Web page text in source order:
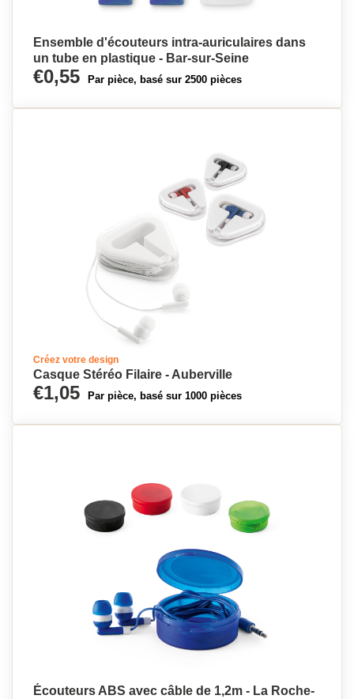
Ensemble d'écouteurs intra-auriculaires dans
un tube en plastique - Bar-sur-Seine
€0,55 Par pièce, basé sur 2500 pièces
Créez votre design
Casque Stéréo Filaire - Auberville
€1,05 Par pièce, basé sur 1000 pièces
Écouteurs ABS avec câble de 1,2m - La Roche-